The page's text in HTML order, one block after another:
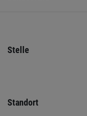
Stelle
Standort